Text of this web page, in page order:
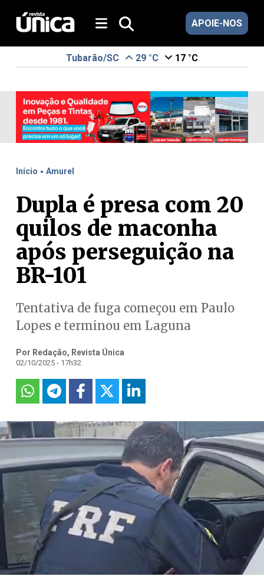
APOIE-NOS
Tubarão/SC 29 °C 17 °C
Início . Amurel
Dupla é presa com 20
quilos de maconha
após perseguição na
BR-101
Tentativa de fuga começou em Paulo
Lopes e terminou em Laguna
Por Redação, Revista Única
02/10/2025 - 17h32